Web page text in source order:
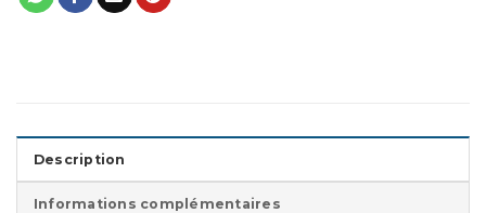
Description
Informations complémentaires